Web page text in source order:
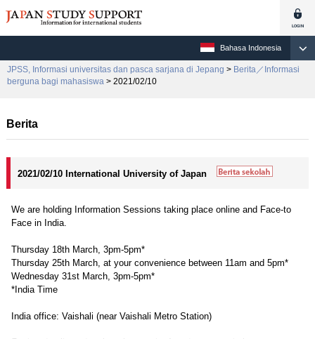
Bahasa Indonesia
JPSS, Informasi universitas dan pasca sarjana di Jepang > Berita／Informasi
berguna bagi mahasiswa > 2021/02/10
Berita
2021/02/10 International University of Japan
We are holding Information Sessions taking place online and Face-to
Face in India.
Thursday 18th March, 3pm-5pm*
Thursday 25th March, at your convenience between 11am and 5pm*
Wednesday 31st March, 3pm-5pm*
*India Time
India office: Vaishali (near Vaishali Metro Station)